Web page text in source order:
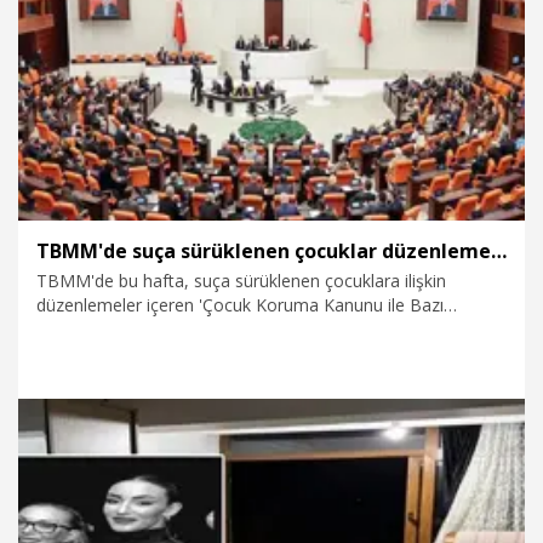
verilmediği belirtildi.
3.08.2026 Gündem
TBMM'de suça sürüklenen çocuklar düzenlemesi görüşülecek
TBMM'de bu hafta, suça sürüklenen çocuklara ilişkin
düzenlemeler içeren 'Çocuk Koruma Kanunu ile Bazı
Politika